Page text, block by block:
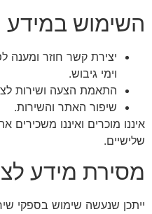
השימוש במידע
יצירת קשר חוזר ומענה
וימי גיבוש.
התאמת הצעה ושירות
שיפור האתר והשירות.
איננו מוכרים ואיננו
שלישיים.
מסירת מידע
ייתכן שנעשה שימוש בספקי